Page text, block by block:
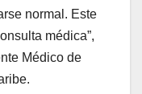
normal. Este
médica”,
Médico de